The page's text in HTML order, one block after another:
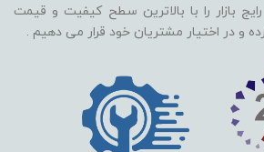
بازار را با بالاترین سطح کیفیت و قیمت
و در اختیار مشتریان خود قرار می دهیم .